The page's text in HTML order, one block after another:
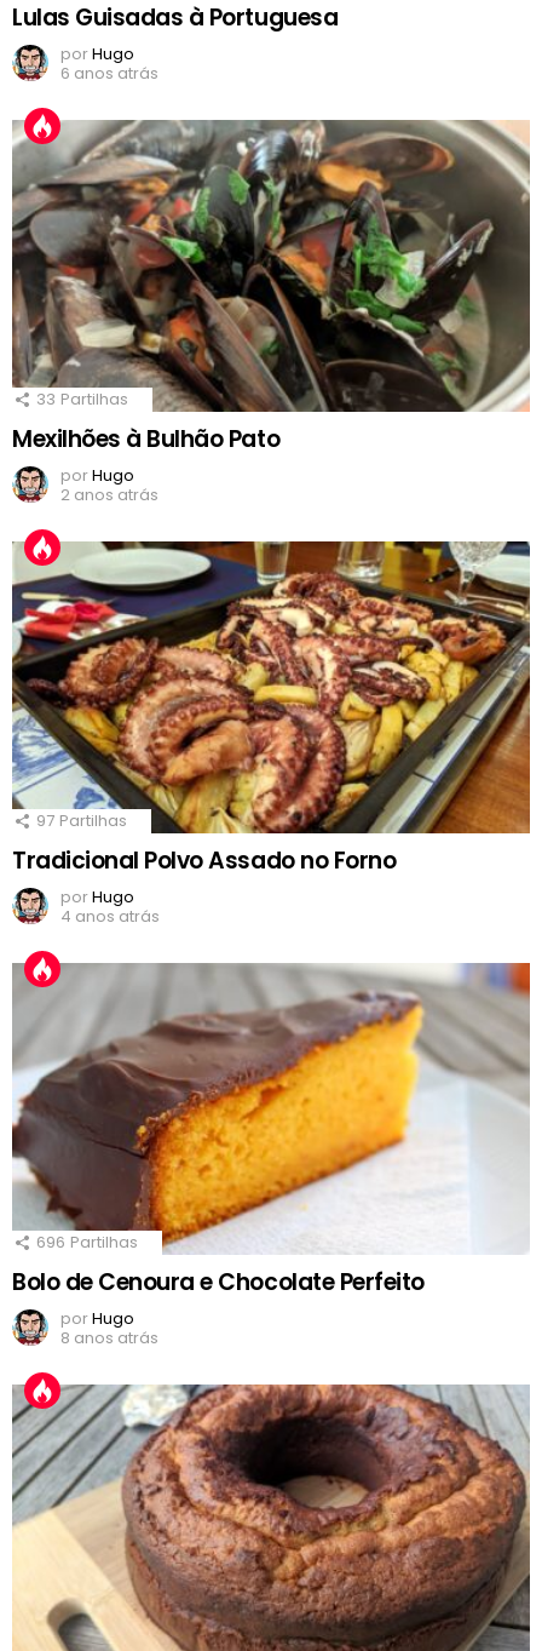
Lulas Guisadas à Portuguesa
porHugo
6 anos atrás
33 Partilhas
Mexilhões à Bulhão Pato
porHugo
2 anos atrás
97 Partilhas
Tradicional Polvo Assado no Forno
porHugo
4 anos atrás
696 Partilhas
Bolo de Cenoura e Chocolate Perfeito
porHugo
8 anos atrás